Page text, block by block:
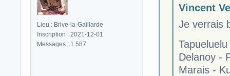
Lieu : Brive-la-Gaillarde
Inscription : 2021-12-01
Messages : 1 587
Vincent
Je verrais
Delanoy -
Marais -